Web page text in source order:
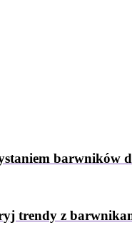
barwników
trendy z